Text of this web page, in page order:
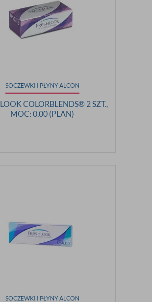
SOCZEWKI I PŁYNY ALCON
COLORBLENDS® 2 SZT.,
MOC: 0,00 (PLAN)
SOCZEWKI I PŁYNY ALCON